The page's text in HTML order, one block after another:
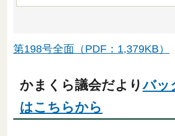
第198号全面（PDF：1,379KB）
かまくら議会だよりバッ
はこちらから